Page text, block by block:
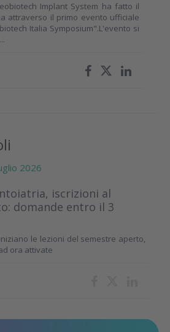
Implant System ha fatto il
attraverso il primo evento ufficiale
Italia Symposium".L'evento si
2026
iscrizioni al
domande entro il 3
le lezioni del semestre aperto,
ora attivate